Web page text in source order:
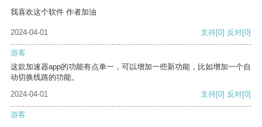
我喜欢这个软件 作者加油
2024-04-01 支持[0] 反对[0]
游客
这款加速器app的功能有点单一，可以增加一些新功能，比如增加一个自
动切换线路的功能。
2024-04-01
支持[0] 反对[0]
游客